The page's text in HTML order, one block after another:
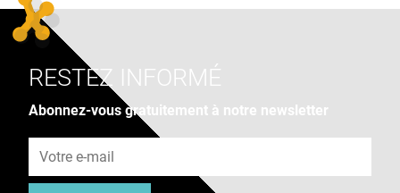
RESTEZ INFORMÉ
Abonnez-vous gratuitement à notre newsletter